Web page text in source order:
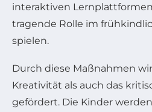
interaktiven
tragende Rolle im
spielen.
Durch diese Maßnahmen
Kreativität als auch das
gefördert. Die Kinder